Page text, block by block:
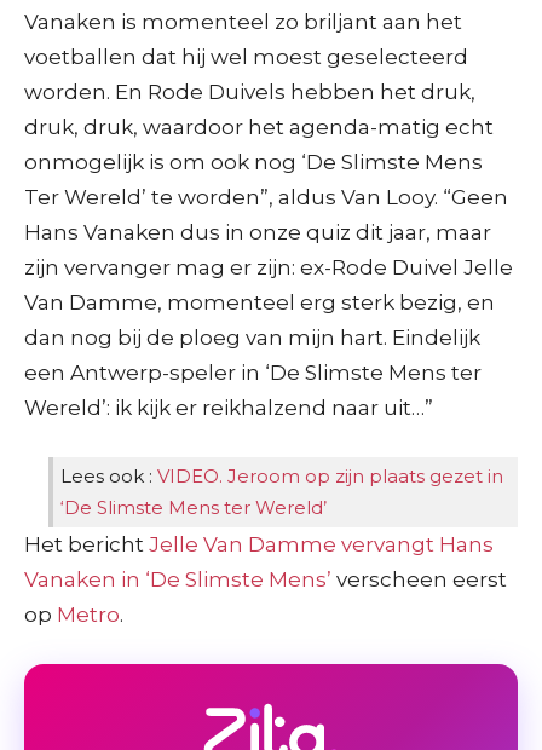
Vanaken is momenteel zo briljant aan het
voetballen dat hij wel moest geselecteerd
worden. En Rode Duivels hebben het druk,
druk, druk, waardoor het agenda-matig echt
onmogelijk is om ook nog ‘De Slimste Mens
Ter Wereld’ te worden”, aldus Van Looy. “Geen
Hans Vanaken dus in onze quiz dit jaar, maar
zijn vervanger mag er zijn: ex-Rode Duivel Jelle
Van Damme, momenteel erg sterk bezig, en
dan nog bij de ploeg van mijn hart. Eindelijk
een Antwerp-speler in ‘De Slimste Mens ter
Wereld’: ik kijk er reikhalzend naar uit…”
Lees ook : VIDEO. Jeroom op zijn plaats gezet in
‘De Slimste Mens ter Wereld’
Het bericht Jelle Van Damme vervangt Hans
Vanaken in ‘De Slimste Mens’ verscheen eerst
op Metro.